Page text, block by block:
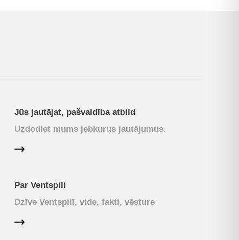
Jūs jautājat, pašvaldība atbild
Uzdodiet mums jebkurus jautājumus.
Par Ventspili
Dzīve Ventspilī, vide, fakti, vēsture